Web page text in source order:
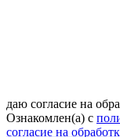
даю согласие на
Ознакомлен(а) с
согласие на